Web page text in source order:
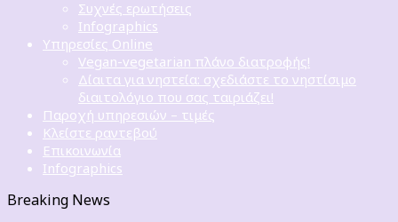
Συχνές ερωτήσεις
Infographics
Υπηρεσίες Online
Vegan-vegetarian πλάνο διατροφής!
Δίαιτα για νηστεία: σχεδιάστε το νηστίσιμο
διαιτολόγιο που σας ταιριάζει!
Παροχή υπηρεσιών – τιμές
Κλείστε ραντεβού
Επικοινωνία
Infographics
Breaking News